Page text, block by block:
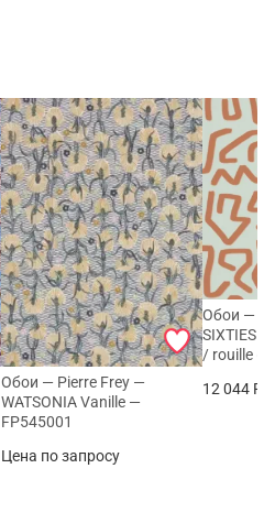
Обои — Pierre Frey —
WATSONIA Vanille —
FP545001
Цена по запросу
Обои —
SIXTIES
/ rouille
12 044